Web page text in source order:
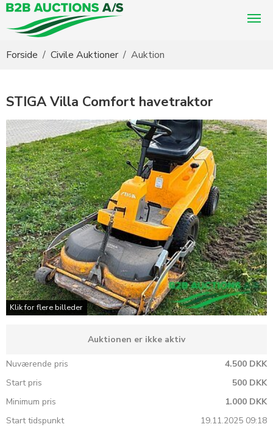
Forside Civile Auktioner Auktion
STIGA Villa Comfort havetraktor
Klik for flere billeder
Auktionen er ikke aktiv
Nuværende pris
4.500 DKK
Start pris
500 DKK
Minimum pris
1.000 DKK
Start tidspunkt
19.11.2025 09:18